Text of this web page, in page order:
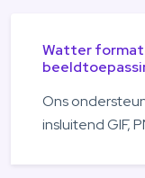
Watter
Ons
insluitend GIF,